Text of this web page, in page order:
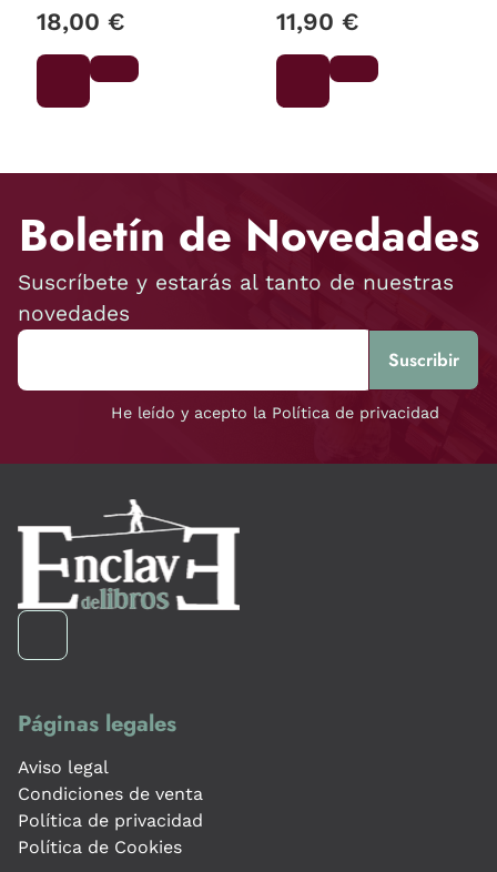
18,00 € 11,90 €
Boletín de Novedades
Suscríbete y estarás al tanto de nuestras
novedades
He leído y acepto la Política de privacidad
Páginas legales
Aviso legal
Condiciones de venta
Política de privacidad
Política de Cookies